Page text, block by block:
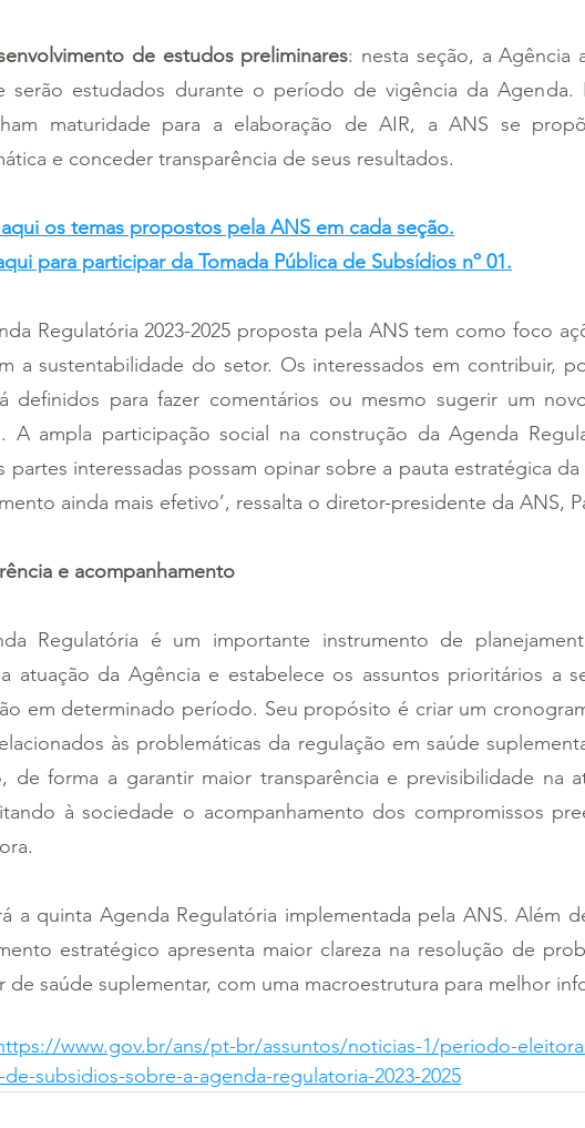
de estudos preliminares: nesta seção, a Agência
serão estudados durante o período de vigência da Agenda.
maturidade para a elaboração de AIR, a ANS se
e conceder transparência de seus resultados.
os temas propostos pela ANS em cada seção.
para participar da Tomada Pública de Subsídios nº 01.
Regulatória 2023-2025 proposta pela ANS tem como foco
a sustentabilidade do setor. Os interessados em contribuir,
definidos para fazer comentários ou mesmo sugerir um
A ampla participação social na construção da Agenda
partes interessadas possam opinar sobre a pauta estratégica
ainda mais efetivo’, ressalta o diretor-presidente da ANS,
e acompanhamento
Regulatória é um importante instrumento de
atuação da Agência e estabelece os assuntos prioritários a
em determinado período. Seu propósito é criar um
às problemáticas da regulação em saúde
de forma a garantir maior transparência e previsibilidade na
à sociedade o acompanhamento dos compromissos
a quinta Agenda Regulatória implementada pela ANS. Além
estratégico apresenta maior clareza na resolução de
de saúde suplementar, com uma macroestrutura para melhor
www.gov.br/ans/pt-br/assuntos/noticias-1/periodo-
subsidios-sobre-a-agenda-regulatoria-2023-2025